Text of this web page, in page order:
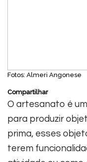
Fotos: Almeri Angonese
Compartilhar
O artesanato é
para produzir
prima, esses
terem